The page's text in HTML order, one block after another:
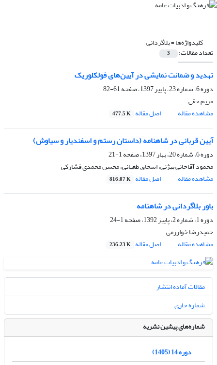
کلیدواژه‌ها =بلاگردانی
تعداد مقالات: 3
تهدید و ضمانت نمایشی در آیین‌های فولکلوریک
دوره 6، شماره 23، پاییز 1397، صفحه
61-82
مریم حقی
مشاهده مقاله
اصل مقاله 477.5 K
آیین قربانی در شاهنامه (داستان رستم و اسفندیار و سیاوش)
دوره 6، شماره 20، بهار 1397، صفحه
1-21
محمود آقاخانی بیژنی، اسحاق طغیانی، محسن محمدی فشارکی
مشاهده مقاله
اصل مقاله 816.07 K
باور بلاگردانی در شاهنامه
دوره 1، شماره 2، پاییز 1392، صفحه
1-24
حمیدرضا خوارزمی
مشاهده مقاله
اصل مقاله 236.23 K
مقالات آماده انتشار
شماره جاری
شماره‌های پیشین نشریه
دوره 14 (1405)